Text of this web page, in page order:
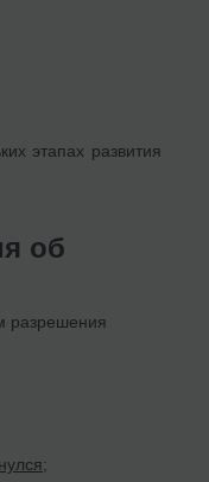
этапах развития
об
разрешения
;